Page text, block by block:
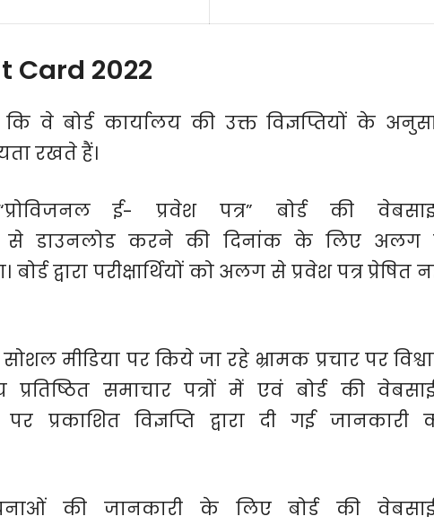
Card 2022
वे बोर्ड कार्यालय की उक्त विज्ञप्तियों के
रखते हैं।
ई- प्रवेश पत्र” बोर्ड की
से डाउनलोड करने की दिनांक के लिए अलग
द्वारा परीक्षार्थियों को अलग से प्रवेश पत्र प्रेषित
मीडिया पर किये जा रहे भ्रामक प्रचार पर
प्रतिष्ठित समाचार पत्रों में एवं बोर्ड की
प्रकाशित विज्ञप्ति द्वारा दी गई जानकारी
की जानकारी के लिए बोर्ड की